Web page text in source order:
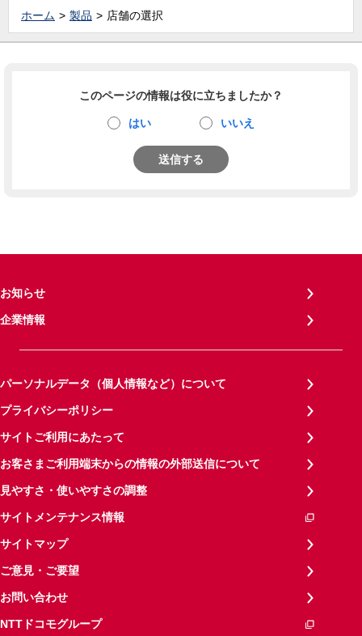
ホーム 製品 店舗の選択
このページの情報は役に立ちましたか？
はい いいえ
送信する
お知らせ
企業情報
パーソナルデータ（個人情報など）について
プライバシーポリシー
サイトご利用にあたって
お客さまご利用端末からの情報の外部送信について
見やすさ・使いやすさの調整
サイトメンテナンス情報
サイトマップ
ご意見・ご要望
お問い合わせ
NTTドコモグループ